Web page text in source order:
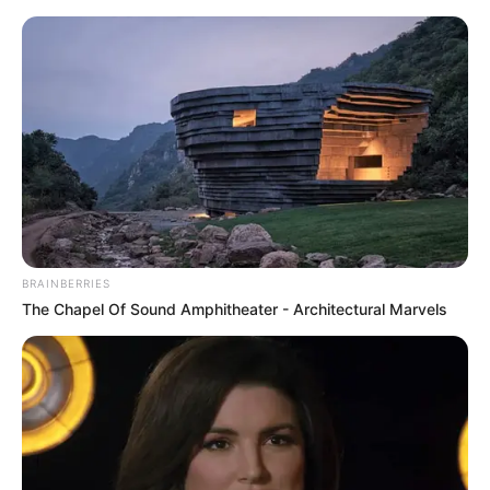
Tangermünde - Rathaus und Stadtgeschichtliches
Tangermünde Veranstaltungen Hotels
Tangermünde
BRAINBERRIES
The Chapel Of Sound Amphitheater - Architectural Marvels